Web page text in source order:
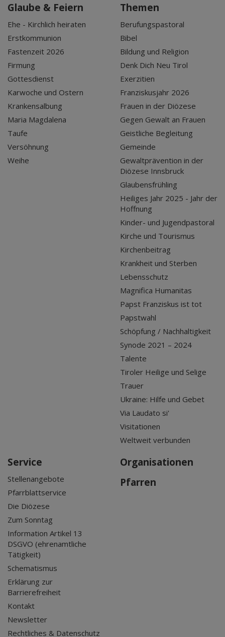
Glaube & Feiern
Ehe - Kirchlich heiraten
Erstkommunion
Fastenzeit 2026
Firmung
Gottesdienst
Karwoche und Ostern
Krankensalbung
Maria Magdalena
Taufe
Versöhnung
Weihe
Themen
Berufungspastoral
Bibel
Bildung und Religion
Denk Dich Neu Tirol
Exerzitien
Franziskusjahr 2026
Frauen in der Diözese
Gegen Gewalt an Frauen
Geistliche Begleitung
Gemeinde
Gewaltprävention in der
Diözese Innsbruck
Glaubensfrühling
Heiliges Jahr 2025 - Jahr der
Hoffnung
Kinder- und Jugendpastoral
Kirche und Tourismus
Kirchenbeitrag
Krankheit und Sterben
Lebensschutz
Magnifica Humanitas
Papst Franziskus ist tot
Papstwahl
Schöpfung / Nachhaltigkeit
Synode 2021 – 2024
Talente
Tiroler Heilige und Selige
Trauer
Ukraine: Hilfe und Gebet
Via Laudato si'
Visitationen
Weltweit verbunden
Service
Stellenangebote
Pfarrblattservice
Die Diözese
Zum Sonntag
Information Artikel 13
DSGVO (ehrenamtliche
Tätigkeit)
Schematismus
Erklärung zur
Barrierefreiheit
Kontakt
Newsletter
Rechtliches & Datenschutz
Organisationen
Pfarren